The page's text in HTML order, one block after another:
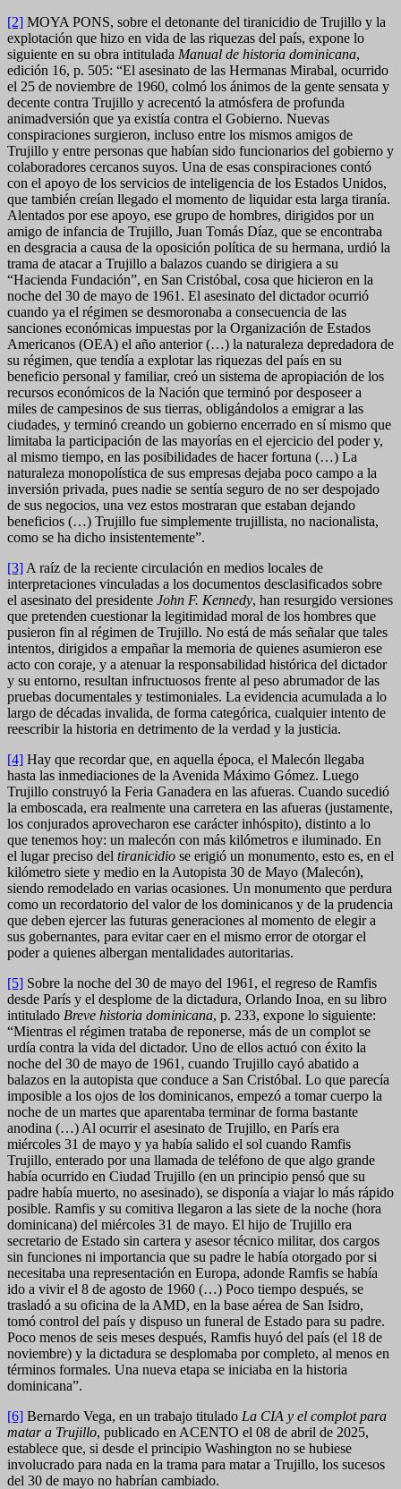
[2] MOYA PONS, sobre el detonante del tiranicidio de Trujillo y la
explotación que hizo en vida de las riquezas del país, expone lo
siguiente en su obra intitulada Manual de historia dominicana,
edición 16, p. 505: “El asesinato de las Hermanas Mirabal, ocurrido
el 25 de noviembre de 1960, colmó los ánimos de la gente sensata y
decente contra Trujillo y acrecentó la atmósfera de profunda
animadversión que ya existía contra el Gobierno. Nuevas
conspiraciones surgieron, incluso entre los mismos amigos de
Trujillo y entre personas que habían sido funcionarios del gobierno y
colaboradores cercanos suyos. Una de esas conspiraciones contó
con el apoyo de los servicios de inteligencia de los Estados Unidos,
que también creían llegado el momento de liquidar esta larga tiranía.
Alentados por ese apoyo, ese grupo de hombres, dirigidos por un
amigo de infancia de Trujillo, Juan Tomás Díaz, que se encontraba
en desgracia a causa de la oposición política de su hermana, urdió la
trama de atacar a Trujillo a balazos cuando se dirigiera a su
“Hacienda Fundación”, en San Cristóbal, cosa que hicieron en la
noche del 30 de mayo de 1961. El asesinato del dictador ocurrió
cuando ya el régimen se desmoronaba a consecuencia de las
sanciones económicas impuestas por la Organización de Estados
Americanos (OEA) el año anterior (…) la naturaleza depredadora de
su régimen, que tendía a explotar las riquezas del país en su
beneficio personal y familiar, creó un sistema de apropiación de los
recursos económicos de la Nación que terminó por desposeer a
miles de campesinos de sus tierras, obligándolos a emigrar a las
ciudades, y terminó creando un gobierno encerrado en sí mismo que
limitaba la participación de las mayorías en el ejercicio del poder y,
al mismo tiempo, en las posibilidades de hacer fortuna (…) La
naturaleza monopolística de sus empresas dejaba poco campo a la
inversión privada, pues nadie se sentía seguro de no ser despojado
de sus negocios, una vez estos mostraran que estaban dejando
beneficios (…) Trujillo fue simplemente trujillista, no nacionalista,
como se ha dicho insistentemente”.
[3] A raíz de la reciente circulación en medios locales de
interpretaciones vinculadas a los documentos desclasificados sobre
el asesinato del presidente John F. Kennedy, han resurgido versiones
que pretenden cuestionar la legitimidad moral de los hombres que
pusieron fin al régimen de Trujillo. No está de más señalar que tales
intentos, dirigidos a empañar la memoria de quienes asumieron ese
acto con coraje, y a atenuar la responsabilidad histórica del dictador
y su entorno, resultan infructuosos frente al peso abrumador de las
pruebas documentales y testimoniales. La evidencia acumulada a lo
largo de décadas invalida, de forma categórica, cualquier intento de
reescribir la historia en detrimento de la verdad y la justicia.
[4] Hay que recordar que, en aquella época, el Malecón llegaba
hasta las inmediaciones de la Avenida Máximo Gómez. Luego
Trujillo construyó la Feria Ganadera en las afueras. Cuando sucedió
la emboscada, era realmente una carretera en las afueras (justamente,
los conjurados aprovecharon ese carácter inhóspito), distinto a lo
que tenemos hoy: un malecón con más kilómetros e iluminado. En
el lugar preciso del tiranicidio se erigió un monumento, esto es, en el
kilómetro siete y medio en la Autopista 30 de Mayo (Malecón),
siendo remodelado en varias ocasiones. Un monumento que perdura
como un recordatorio del valor de los dominicanos y de la prudencia
que deben ejercer las futuras generaciones al momento de elegir a
sus gobernantes, para evitar caer en el mismo error de otorgar el
poder a quienes albergan mentalidades autoritarias.
[5] Sobre la noche del 30 de mayo del 1961, el regreso de Ramfis
desde París y el desplome de la dictadura, Orlando Inoa, en su libro
intitulado Breve historia dominicana, p. 233, expone lo siguiente:
“Mientras el régimen trataba de reponerse, más de un complot se
urdía contra la vida del dictador. Uno de ellos actuó con éxito la
noche del 30 de mayo de 1961, cuando Trujillo cayó abatido a
balazos en la autopista que conduce a San Cristóbal. Lo que parecía
imposible a los ojos de los dominicanos, empezó a tomar cuerpo la
noche de un martes que aparentaba terminar de forma bastante
anodina (…) Al ocurrir el asesinato de Trujillo, en París era
miércoles 31 de mayo y ya había salido el sol cuando Ramfis
Trujillo, enterado por una llamada de teléfono de que algo grande
había ocurrido en Ciudad Trujillo (en un principio pensó que su
padre había muerto, no asesinado), se disponía a viajar lo más rápido
posible. Ramfis y su comitiva llegaron a las siete de la noche (hora
dominicana) del miércoles 31 de mayo. El hijo de Trujillo era
secretario de Estado sin cartera y asesor técnico militar, dos cargos
sin funciones ni importancia que su padre le había otorgado por si
necesitaba una representación en Europa, adonde Ramfis se había
ido a vivir el 8 de agosto de 1960 (…) Poco tiempo después, se
trasladó a su oficina de la AMD, en la base aérea de San Isidro,
tomó control del país y dispuso un funeral de Estado para su padre.
Poco menos de seis meses después, Ramfis huyó del país (el 18 de
noviembre) y la dictadura se desplomaba por completo, al menos en
términos formales. Una nueva etapa se iniciaba en la historia
dominicana”.
[6] Bernardo Vega, en un trabajo titulado La CIA y el complot para
matar a Trujillo, publicado en ACENTO el 08 de abril de 2025,
establece que, si desde el principio Washington no se hubiese
involucrado para nada en la trama para matar a Trujillo, los sucesos
del 30 de mayo no habrían cambiado.